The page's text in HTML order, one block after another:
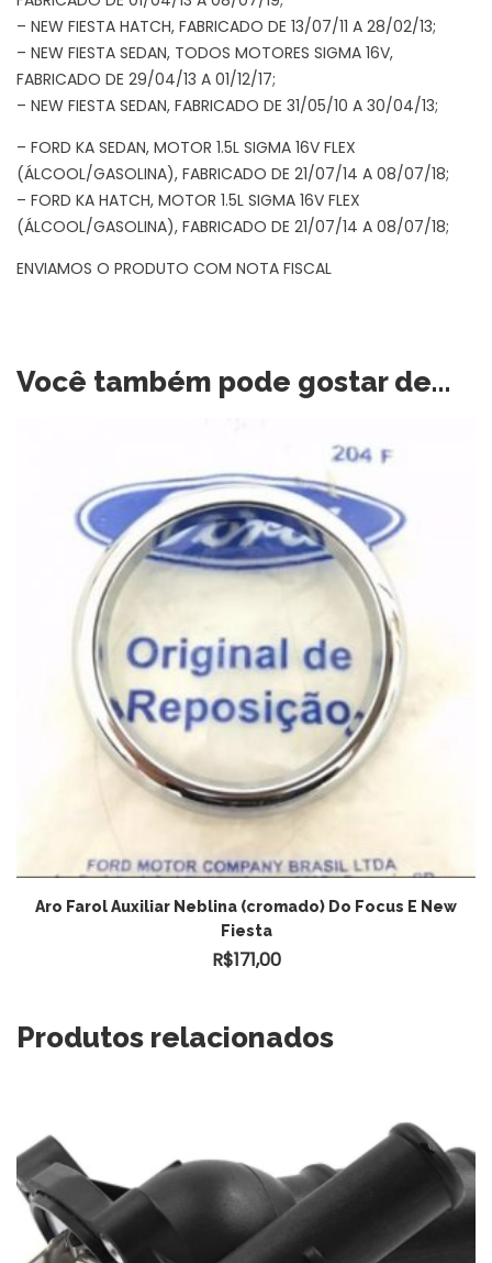
– NEW FIESTA HATCH, FABRICADO DE 13/07/11 A 28/02/13;
– NEW FIESTA SEDAN, TODOS MOTORES SIGMA 16V,
FABRICADO DE 29/04/13 A 01/12/17;
– NEW FIESTA SEDAN, FABRICADO DE 31/05/10 A 30/04/13;
– FORD KA SEDAN, MOTOR 1.5L SIGMA 16V FLEX
(ÁLCOOL/GASOLINA), FABRICADO DE 21/07/14 A 08/07/18;
– FORD KA HATCH, MOTOR 1.5L SIGMA 16V FLEX
(ÁLCOOL/GASOLINA), FABRICADO DE 21/07/14 A 08/07/18;
ENVIAMOS O PRODUTO COM NOTA FISCAL
Você também pode gostar de…
Aro Farol Auxiliar Neblina (cromado) Do Focus E New
Fiesta
R$171,00
Produtos relacionados